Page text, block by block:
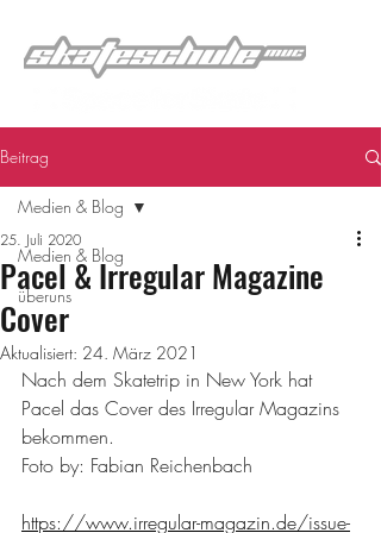
Beitrag
Medien & Blog
überuns
Medien & Blog
Pacel & Irregular Magazine
Cover
25. Juli 2020
Aktualisiert: 24. März 2021
Nach dem Skatetrip in New York hat
Pacel das Cover des Irregular Magazins
bekommen.
Foto by: Fabian Reichenbach
https://www.irregular-magazin.de/issue-